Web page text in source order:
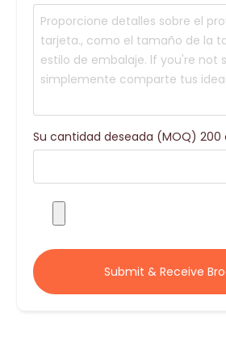
Su cantidad deseada (MOQ) 200
Submit & Receive